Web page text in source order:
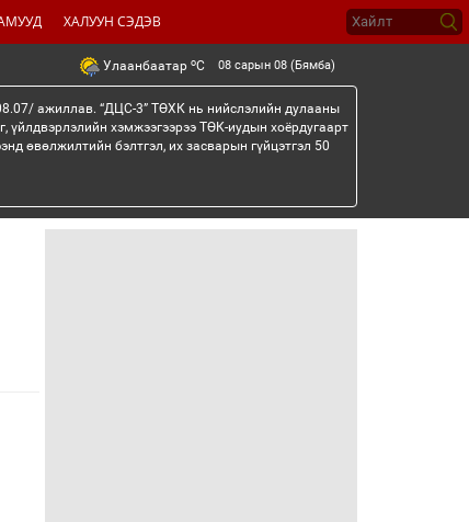
ХАЛУУН СЭДЭВ
Улаанбаатар oC 08 сарын 08 (Бямба)
ажиллав. “ДЦС-3” ТӨХК нь нийслэлийн дулааны
үйлдвэрлэлийн хэмжээгээрээ ТӨК-иудын хоёрдугаарт
өвөлжилтийн бэлтгэл, их засварын гүйцэтгэл 50